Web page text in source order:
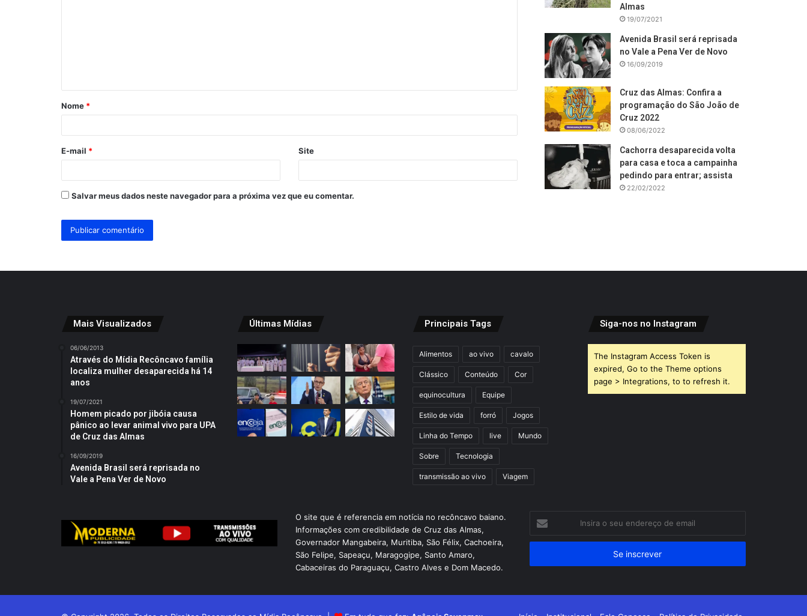
á
r
*
Nome *
E-mail * Site
Salvar meus dados neste navegador para a próxima vez que eu comentar.
Almas
19/07/2021
Avenida Brasil será reprisada
no Vale a Pena Ver de Novo
16/09/2019
Cruz das Almas: Confira a
programação do São João de
Cruz 2022
08/06/2022
Cachorra desaparecida volta
para casa e toca a campainha
pedindo para entrar; assista
22/02/2022
Mais Visualizados
06/06/2013
Através do Mídia Recôncavo família
localiza mulher desaparecida há 14
anos
19/07/2021
Homem picado por jibóia causa
pânico ao levar animal vivo para UPA
de Cruz das Almas
16/09/2019
Avenida Brasil será reprisada no
Vale a Pena Ver de Novo
Últimas Mídias Principais Tags
Alimentos ao vivo cavalo
Clássico Conteúdo Cor
equinocultura Equipe
Estilo de vida forró Jogos
Linha do Tempo live Mundo
Sobre Tecnologia
transmissão ao vivo Viagem
Siga-nos no Instagram
The Instagram Access Token is
expired, Go to the Theme options
page > Integrations, to to refresh it.
O site que é referencia em notícia no recôncavo baiano.
Informações com credibilidade de Cruz das Almas,
Governador Mangabeira, Muritiba, São Félix, Cachoeira,
São Felipe, Sapeaçu, Maragogipe, Santo Amaro,
Cabaceiras do Paraguaçu, Castro Alves e Dom Macedo.
seu
de